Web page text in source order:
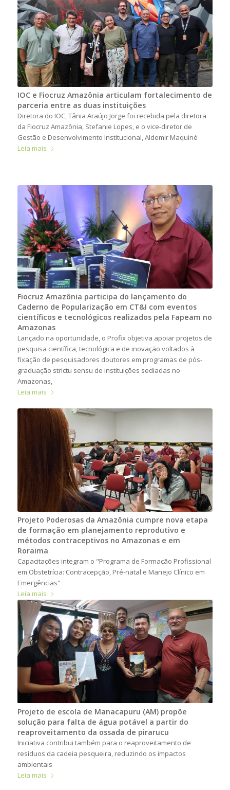
IOC e Fiocruz Amazônia articulam fortalecimento de
parceria entre as duas instituições
Diretora do IOC, Tânia Araújo Jorge foi recebida pela diretora
da Fiocruz Amazônia, Stefanie Lopes, e o vice-diretor de
Gestão e Desenvolvimento Institucional, Aldemir Maquiné
Leia mais
Fiocruz Amazônia participa do lançamento do
Caderno de Popularização em CT&I com eventos
científicos e tecnológicos realizados pela Fapeam no
Amazonas
Lançado na oportunidade, o Profix objetiva apoiar projetos de
pesquisa científica, tecnológica e de inovação voltados à
fixação de pesquisadores doutores em programas de pós-
graduação strictu sensu de instituições sediadas no
Amazonas,
Leia mais
Projeto Poderosas da Amazônia cumpre nova etapa
de formação em planejamento reprodutivo e
métodos contraceptivos no Amazonas e em
Roraima
Capacitações integram o "Programa de Formação Profissional
em Obstetrícia: Contracepção, Pré-natal e Manejo Clínico em
Emergências"
Leia mais
Projeto de escola de Manacapuru (AM) propõe
solução para falta de água potável a partir do
reaproveitamento da ossada de pirarucu
Iniciativa contribui também para o reaproveitamento de
resíduos da cadeia pesqueira, reduzindo os impactos
ambientais
Leia mais